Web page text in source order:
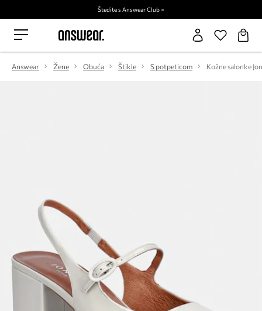
Štedite s Answear Club >
Answear Žene Obuća Štikle S potpeticom